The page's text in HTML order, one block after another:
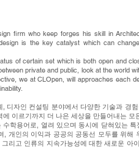
firm who keep forges his skill in
is the key catalyst which can
of certain set which is both open and
private and public, look at the world
we at CLOpen, will approaches each
디자인 컨설팅 분야에서 다양한 기술과 경
이르기까지 더 나은 세상을 만들어내는
학용어로, 열려 있으며 동시에 닫혀있는
, 개인의 이익과 공공의 공동선 모두를 위
리고 인류의 지속가능성에 대한 새로운